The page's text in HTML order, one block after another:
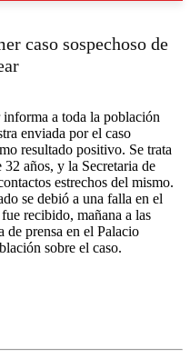
caso sospechoso de
a toda la población
enviada por el caso
resultado positivo. Se trata
años, y la Secretaria de
estrechos del mismo.
se debió a una falla en el
recibido, mañana a las
de prensa en el Palacio
sobre el caso.